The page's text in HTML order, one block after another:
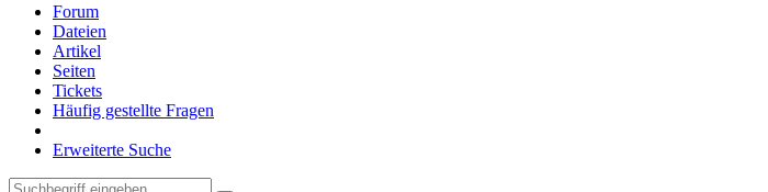
Forum
Dateien
Artikel
Seiten
Tickets
Häufig gestellte Fragen
Erweiterte Suche